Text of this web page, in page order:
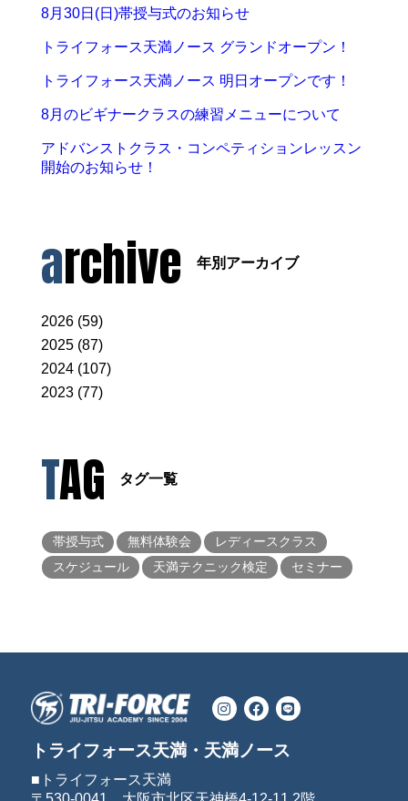
8月30日(日)帯授与式のお知らせ
トライフォース天満ノース グランドオープン！
トライフォース天満ノース 明日オープンです！
8月のビギナークラスの練習メニューについて
アドバンストクラス・コンペティションレッスン
開始のお知らせ！
archive 年別アーカイブ
2026 (59)
2025 (87)
2024 (107)
2023 (77)
TAG タグ一覧
帯授与式 無料体験会
レディースクラス
スケジュール
天満テクニック検定 セミナー
トライフォース天満・天満ノース
■トライフォース天満